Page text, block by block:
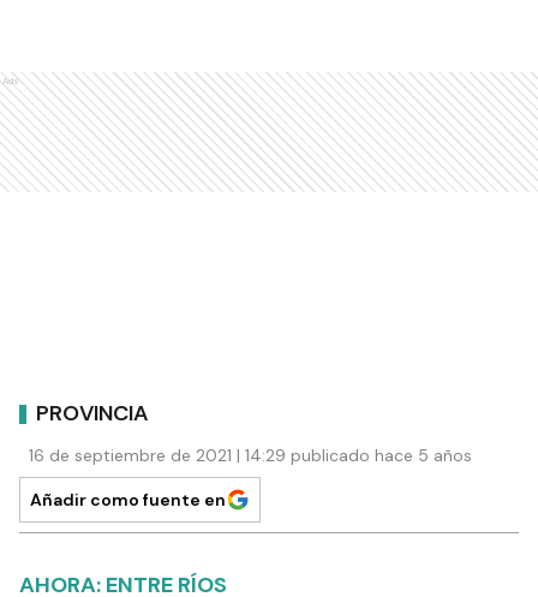
Ads
PROVINCIA
16 de septiembre de 2021 | 14:29 publicado hace 5 años
Añadir como fuente en
AHORA: ENTRE RÍOS